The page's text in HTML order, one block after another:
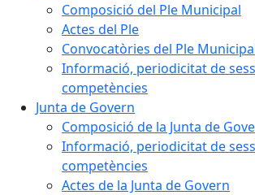
Composició del Ple Municipal
Actes del Ple
Convocatòries del Ple
Informació, periodicitat de
competències
Junta de Govern
Composició de la Junta de
Informació, periodicitat de
competències
Actes de la Junta de Govern